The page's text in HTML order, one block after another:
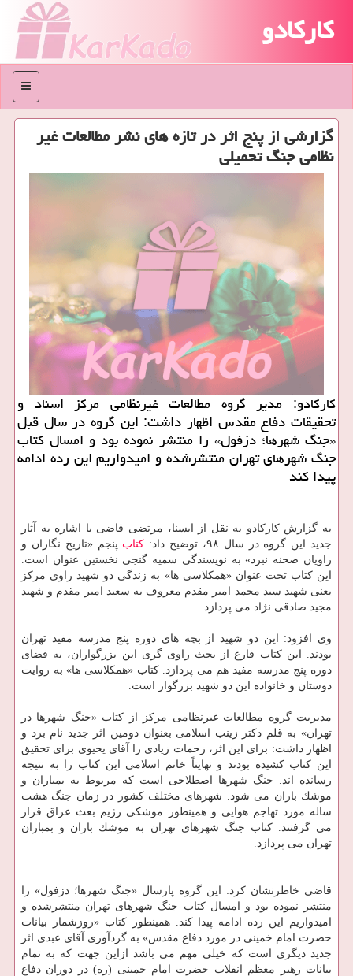
کارکادو
منو
گزارشی از پنج اثر در تازه های نشر مطالعات غیر
نظامی جنگ تحمیلی
كاركادو: مدیر گروه مطالعات غیرنظامی مركز اسناد و
تحقیقات دفاع مقدس اظهار داشت: این گروه در سال قبل
«جنگ شهرها؛ دزفول» را منتشر نموده بود و امسال كتاب
جنگ شهرهای تهران منتشرشده و امیدواریم این رده ادامه
پیدا كند
به گزارش كاركادو به نقل از ایسنا، مرتضی قاضی با اشاره به آثار
جدید این گروه در سال ۹۸، توضیح داد:
كتاب پنجم «تاریخ نگاران و
راویان صحنه نبرد» به نویسندگی سمیه گنجی نخستین عنوان است.
این كتاب تحت عنوان «همكلاسی ها» به زندگی دو شهید راوی مركز
یعنی شهید سید محمد امیر مقدم معروف به سعید امیر مقدم و شهید
مجید صادقی نژاد می پردازد.
وی افزود: این دو شهید از بچه های دوره پنج مدرسه مفید تهران
بودند. این كتاب فارغ از بحث راوی گری این بزرگواران، به فضای
دوره پنج مدرسه مفید هم می پردازد. كتاب «همكلاسی ها» به روایت
دوستان و خانواده این دو شهید بزرگوار است.
مدیریت گروه مطالعات غیرنظامی مركز از كتاب «جنگ شهرها در
تهران» به قلم دكتر زینب اسلامی بعنوان دومین اثر جدید نام برد و
اظهار داشت: برای این اثر، زحمات زیادی را آقای یحیوی برای تحقیق
این كتاب كشیده بودند و نهایتاً خانم اسلامی این كتاب را به نتیجه
رسانده اند. جنگ شهرها اصطلاحی است كه مربوط به بمباران و
موشك باران می شود. شهرهای مختلف كشور در زمان جنگ هشت
ساله مورد تهاجم هوایی و همینطور موشكی رژیم بعث عراق قرار
می گرفتند. كتاب جنگ شهرهای تهران به موشك باران و بمباران
تهران می پردازد.
قاضی خاطرنشان كرد: این گروه پارسال «جنگ شهرها؛ دزفول» را
منتشر نموده بود و امسال كتاب جنگ شهرهای تهران منتشرشده و
امیدواریم این رده ادامه پیدا كند. همینطور كتاب «روزشمار بیانات
حضرت امام خمینی در مورد دفاع مقدس» به گردآوری آقای عبدی اثر
جدید دیگری است كه خیلی مهم می باشد ازاین جهت كه به تمام
بیانات رهبر معظم انقلاب حضرت امام خمینی (ره) در دوران دفاع